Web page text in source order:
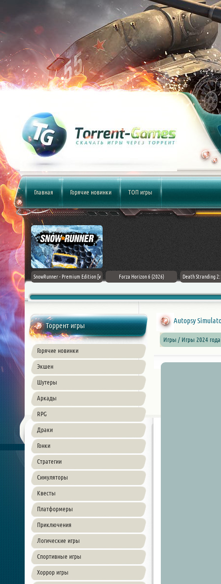
Главная Горячие новинки ТОП игры
Flag
PC
SnowRunner - Premium Edition [v
Forza Horizon 6 (2026) Death Stranding
Торрент игры
Горячие новинки
Экшен
Шутеры
Аркады
RPG
Драки
Гонки
Стратегии
Симуляторы
Квесты
Платформеры
Приключения
Логические игры
Спортивные игры
Хоррор игры
Autopsy
Игры / Игры 2024